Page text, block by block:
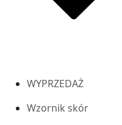
WYPRZEDAŻ
Wzornik skór